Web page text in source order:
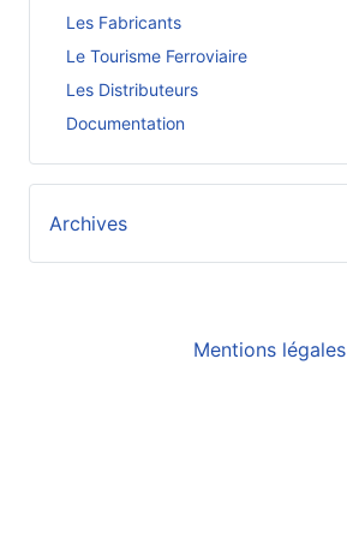
Les Fabricants
Le Tourisme Ferroviaire
Les Distributeurs
Documentation
Archives
Mentions légales